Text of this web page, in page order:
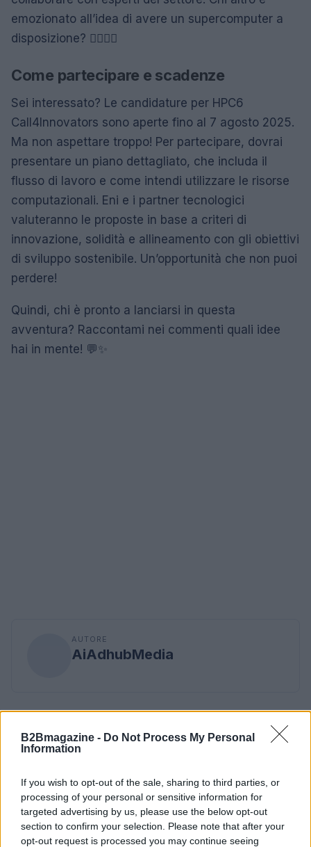
B2Bmagazine - Do Not Process My Personal
Information
If you wish to opt-out of the sale, sharing to third parties, or
processing of your personal or sensitive information for
targeted advertising by us, please use the below opt-out
section to confirm your selection. Please note that after your
opt-out request is processed you may continue seeing
emozionato all’idea di avere un supercomputer a
disposizione? 🙋‍♀️🙋‍♂️
Come partecipare e scadenze
Sei interessato? Le candidature per HPC6
Call4Innovators sono aperte fino al 7 agosto 2025.
Ma non aspettare troppo! Per partecipare, dovrai
presentare un piano dettagliato, che includa il
flusso di lavoro e come intendi utilizzare le risorse
computazionali. Eni e i partner tecnologici
valuteranno le proposte in base a criteri di
innovazione, solidità e allineamento con gli obiettivi
di sviluppo sostenibile. Un’opportunità che non puoi
perdere!
Quindi, chi è pronto a lanciarsi in questa
avventura? Raccontami nei commenti quali idee
hai in mente! 💬✨
AUTORE
AiAdhubMedia